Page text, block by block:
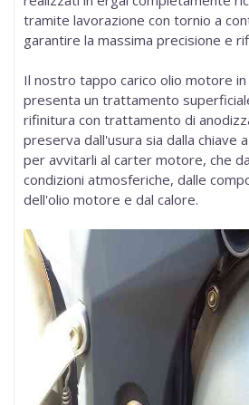
tramite lavorazione con tornio a
garantire la massima precisione e
Il nostro tappo carico olio motore
presenta un trattamento
rifinitura con trattamento di
preserva dall'usura sia dalla chiave
per avvitarli al carter motore, che
condizioni atmosferiche, dalle
dell'olio motore e dal calore.